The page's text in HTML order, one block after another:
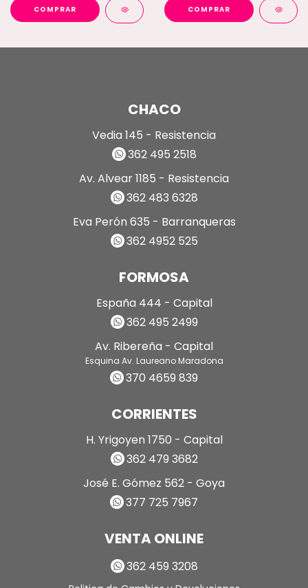
COMPRAR COMPRAR
CHACO
Vedia 145 - Resistencia
362 495 2518
Av. Alvear 1185 - Resistencia
362 483 6328
Eva Perón 635 - Barranqueras
362 4952 525
FORMOSA
España 444 - Capital
362 495 2499
Av. Ribereña - Capital
Esquina Av. Laureano Maradona
370 4659 839
CORRIENTES
H. Yrigoyen 1750 - Capital
362 479 3682
José E. Gómez 562 - Goya
377 725 7967
VENTA ONLINE
362 459 3208